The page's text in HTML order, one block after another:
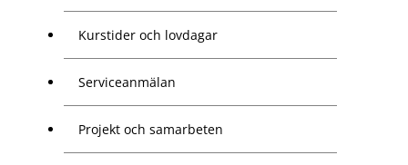
Kurstider och lovdagar
Serviceanmälan
Projekt och samarbeten